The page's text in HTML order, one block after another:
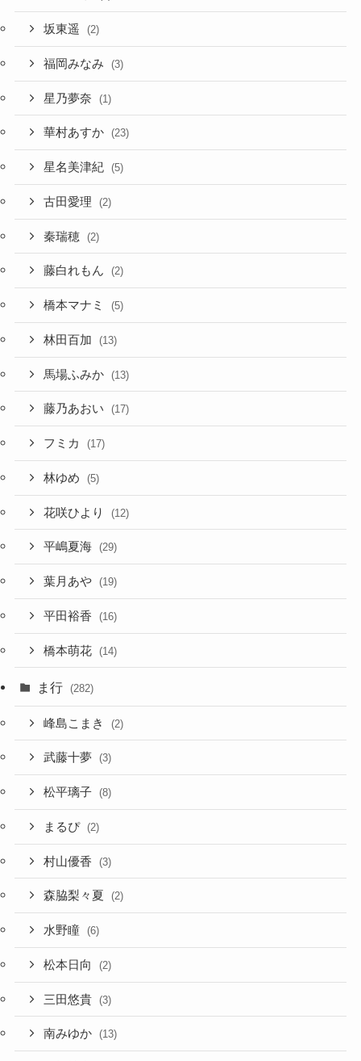
坂東遥 (2)
福岡みなみ (3)
星乃夢奈 (1)
華村あすか (23)
星名美津紀 (5)
古田愛理 (2)
秦瑞穂 (2)
藤白れもん (2)
橋本マナミ (5)
林田百加 (13)
馬場ふみか (13)
藤乃あおい (17)
フミカ (17)
林ゆめ (5)
花咲ひより (12)
平嶋夏海 (29)
葉月あや (19)
平田裕香 (16)
橋本萌花 (14)
ま行 (282)
峰島こまき (2)
武藤十夢 (3)
松平璃子 (8)
まるぴ (2)
村山優香 (3)
森脇梨々夏 (2)
水野瞳 (6)
松本日向 (2)
三田悠貴 (3)
南みゆか (13)